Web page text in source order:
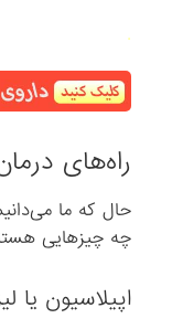
.
راه‌های
حال که ما
چه چیزهایی
اپیلاسیون یا